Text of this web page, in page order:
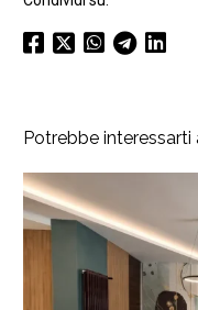
Potrebbe interessarti